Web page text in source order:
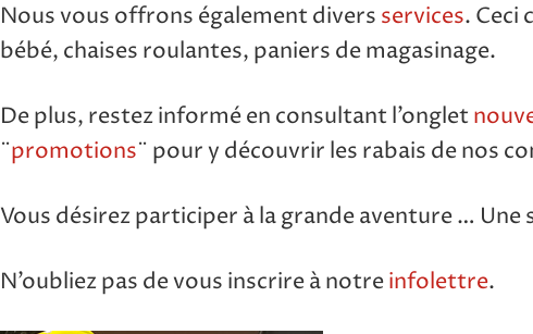
Nous vous offrons également divers services. Ceci
bébé, chaises roulantes, paniers de magasinage.
De plus, restez informé en consultant l’onglet
¨promotions¨ pour y découvrir les rabais de nos
Vous désirez participer à la grande aventure … Une
N’oubliez pas de vous inscrire à notreinfolettre.